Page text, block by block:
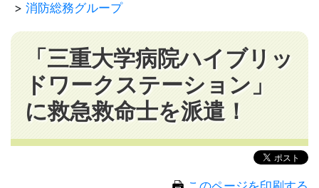
消防総務グループ
「三重大学病院ハイブリッ
ドワークステーション」
に救急救命士を派遣！